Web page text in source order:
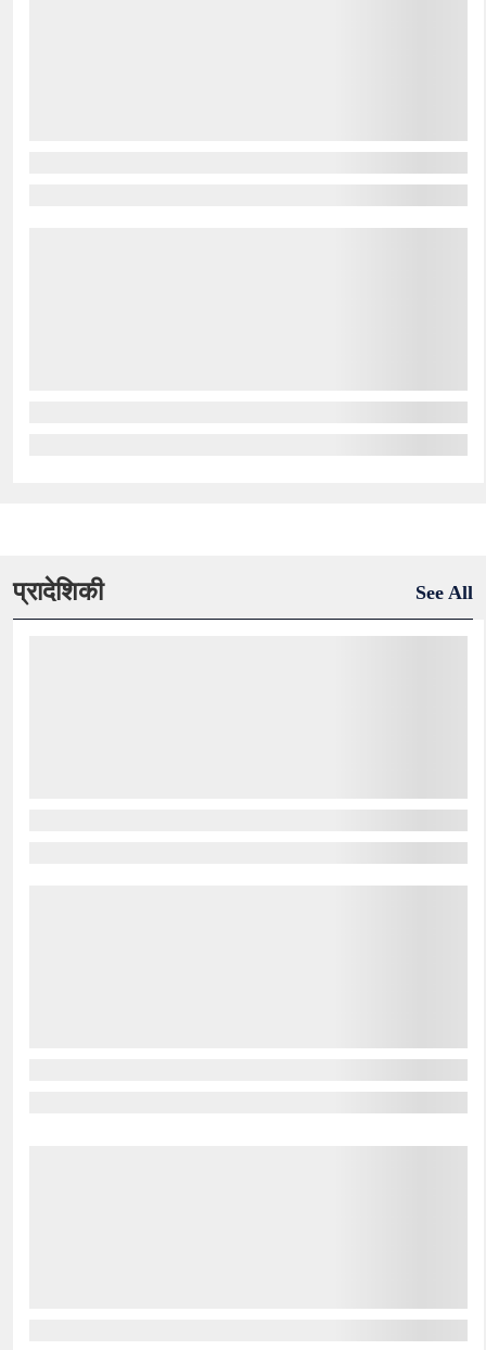
प्रादेशिकी See All